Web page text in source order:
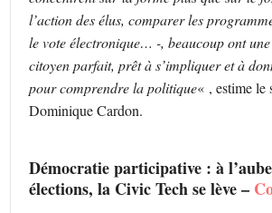
l’action des élus, comparer les
le vote électronique… -, beaucoup ont
citoyen parfait, prêt à s’impliquer et à
pour comprendre la politique« , estime le
Dominique Cardon.
Démocratie participative : à
élections, la Civic Tech se lève –